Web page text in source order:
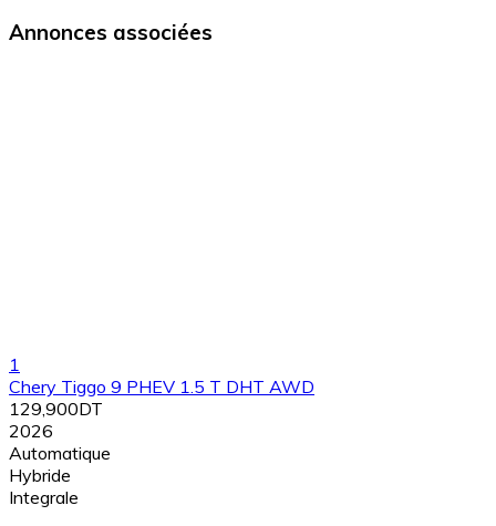
Annonces associées
1
Chery Tiggo 9 PHEV 1.5 T DHT AWD
129,900DT
2026
Automatique
Hybride
Integrale